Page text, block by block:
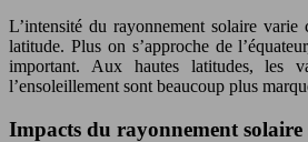
L’intensité du rayonnement solaire varie
latitude. Plus on s’approche de
important. Aux hautes latitudes, les
l’ensoleillement sont beaucoup plus
Impacts du rayonnement